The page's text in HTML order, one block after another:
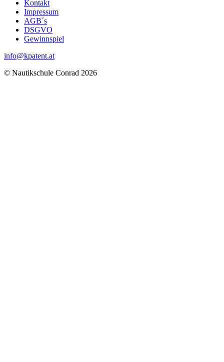
Kontakt
Impressum
AGB´s
DSGVO
Gewinnspiel
info@kpatent.at
© Nautikschule Conrad 2026